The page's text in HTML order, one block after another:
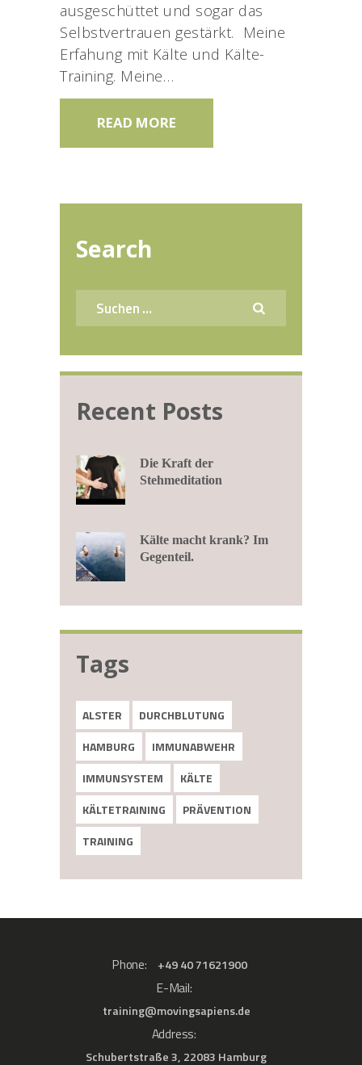
ausgeschüttet und sogar das
Selbstvertrauen gestärkt. Meine
Erfahung mit Kälte und Kälte-
Training. Meine…
READ MORE
Search
nach:
Recent Posts
Die Kraft der
Stehmeditation
Kälte macht krank? Im
Gegenteil.
Tags
ALSTER
DURCHBLUTUNG
HAMBURG
IMMUNABWEHR
IMMUNSYSTEM
KÄLTE
KÄLTETRAINING
PRÄVENTION
TRAINING
Phone: +49 ‭40 71621900‬
E-Mail:
training@movingsapiens.de
Address:
Schubertstraße 3, 22083 Hamburg